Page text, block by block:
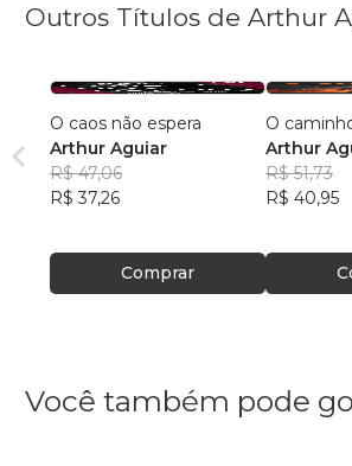
Outros Títulos de Arthur
O caos não espera
Arthur Aguiar
R$ 47,06
R$ 37,26
Comprar
O
Arthur
R$ 51,73
R$ 40,95
Você também pode